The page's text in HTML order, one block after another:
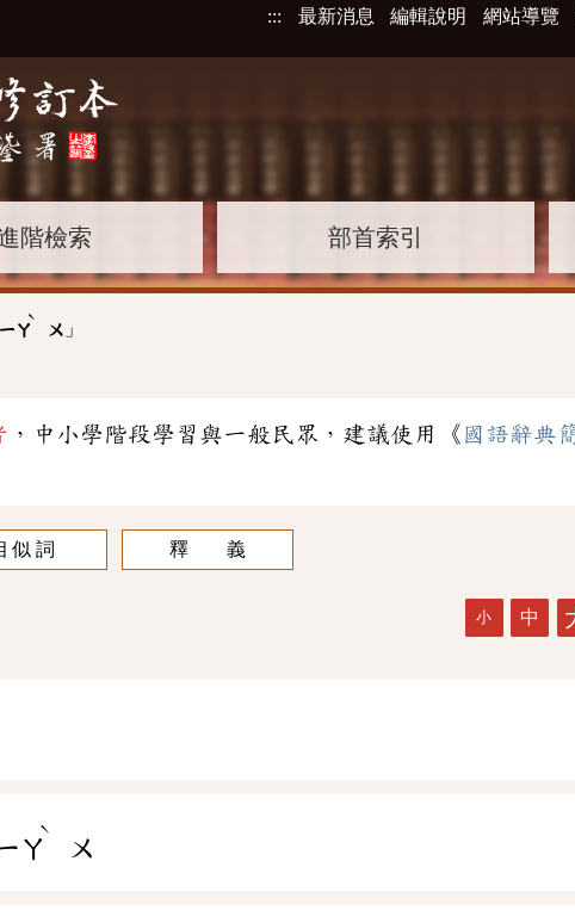
::: 最新消息 編輯說明 網站導覽
階檢索 部首索引
ㄚ
ˋ
ㄨ 」
，中小學階段學習與一般民眾，建議使用《 國語辭典
似 詞 釋 義
小 中
ㄚ
ˋ
ㄨ